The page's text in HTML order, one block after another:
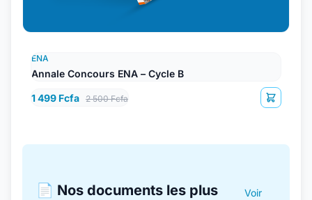
ENA
Annale Concours ENA – Cycle B
1 499 Fcfa 2 500 Fcfa
📄 Nos documents les plus
Voir